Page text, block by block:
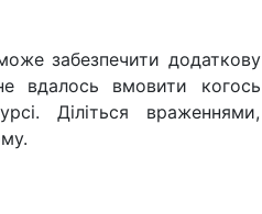
забезпечити додаткову
вдалось вмовити когось
Діліться враженнями,